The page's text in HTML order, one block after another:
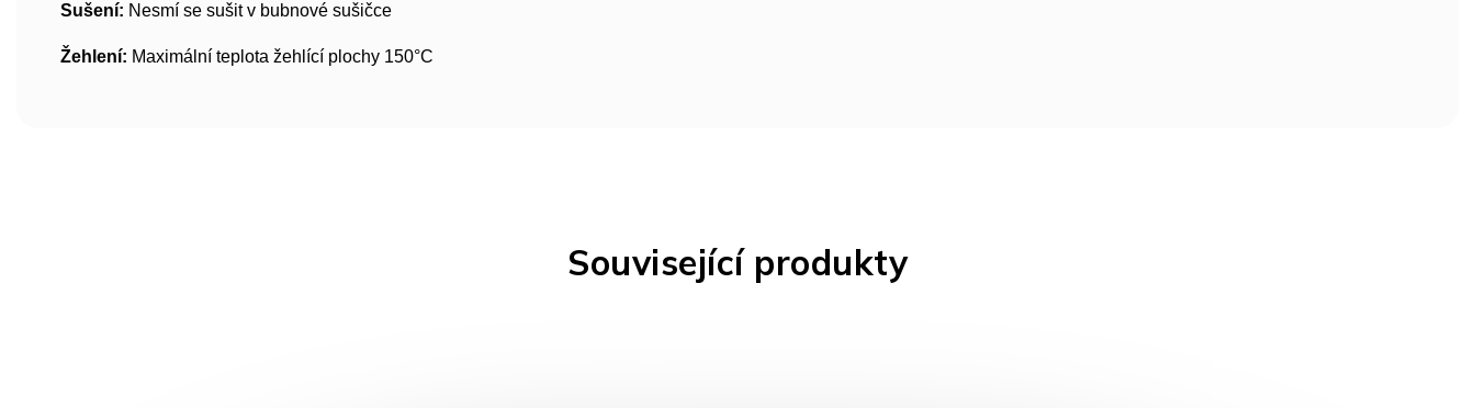
Související produkty
Sušení: Nesmí se sušit v bubnové sušičce
Žehlení: Maximální teplota žehlící plochy 150°C